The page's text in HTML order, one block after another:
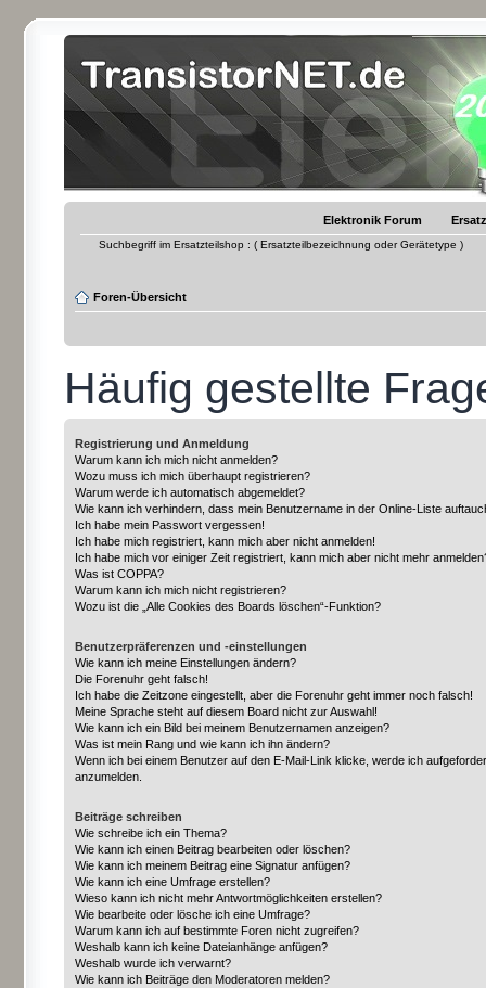
Elektronik Forum
Suchbegriff im Ersatzteilshop : ( Ersatzteilbezeichnung oder Gerätetype )
Foren-Übersicht
Häufig gestellte
Registrierung und Anmeldung
Warum kann ich mich nicht anmelden?
Wozu muss ich mich überhaupt registrieren?
Warum werde ich automatisch abgemeldet?
Wie kann ich verhindern, dass mein Benutzername in der Online-Liste
Ich habe mein Passwort vergessen!
Ich habe mich registriert, kann mich aber nicht anmelden!
Ich habe mich vor einiger Zeit registriert, kann mich aber nicht mehr
Was ist COPPA?
Warum kann ich mich nicht registrieren?
Wozu ist die „Alle Cookies des Boards löschen“-Funktion?
Benutzerpräferenzen und -einstellungen
Wie kann ich meine Einstellungen ändern?
Die Forenuhr geht falsch!
Ich habe die Zeitzone eingestellt, aber die Forenuhr geht immer noch falsch!
Meine Sprache steht auf diesem Board nicht zur Auswahl!
Wie kann ich ein Bild bei meinem Benutzernamen anzeigen?
Was ist mein Rang und wie kann ich ihn ändern?
Wenn ich bei einem Benutzer auf den E-Mail-Link klicke, werde ich
anzumelden.
Beiträge schreiben
Wie schreibe ich ein Thema?
Wie kann ich einen Beitrag bearbeiten oder löschen?
Wie kann ich meinem Beitrag eine Signatur anfügen?
Wie kann ich eine Umfrage erstellen?
Wieso kann ich nicht mehr Antwortmöglichkeiten erstellen?
Wie bearbeite oder lösche ich eine Umfrage?
Warum kann ich auf bestimmte Foren nicht zugreifen?
Weshalb kann ich keine Dateianhänge anfügen?
Weshalb wurde ich verwarnt?
Wie kann ich Beiträge den Moderatoren melden?